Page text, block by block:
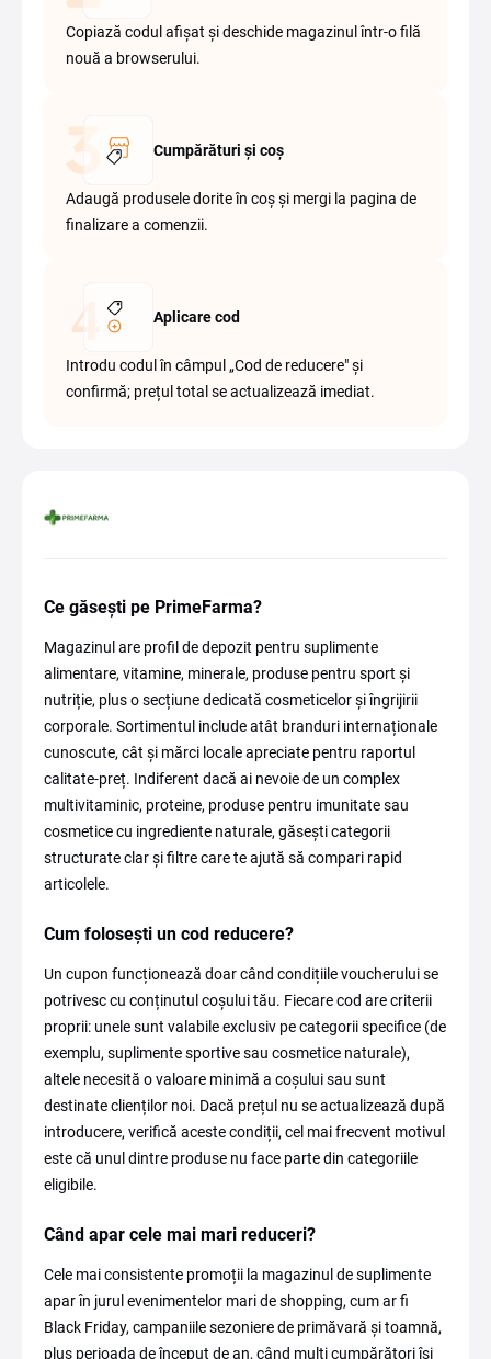
Copiază codul afișat și deschide magazinul într-o filă
nouă a browserului.
Cumpărături și coș
Adaugă produsele dorite în coș și mergi la pagina de
finalizare a comenzii.
Aplicare cod
Introdu codul în câmpul „Cod de reducere" și
confirmă; prețul total se actualizează imediat.
Ce găsești pe PrimeFarma?
Magazinul are profil de depozit pentru suplimente
alimentare, vitamine, minerale, produse pentru sport și
nutriție, plus o secțiune dedicată cosmeticelor și îngrijirii
corporale. Sortimentul include atât branduri internaționale
cunoscute, cât și mărci locale apreciate pentru raportul
calitate-preț. Indiferent dacă ai nevoie de un complex
multivitaminic, proteine, produse pentru imunitate sau
cosmetice cu ingrediente naturale, găsești categorii
structurate clar și filtre care te ajută să compari rapid
articolele.
Cum folosești un cod reducere?
Un cupon funcționează doar când condițiile voucherului se
potrivesc cu conținutul coșului tău. Fiecare cod are criterii
proprii: unele sunt valabile exclusiv pe categorii specifice (de
exemplu, suplimente sportive sau cosmetice naturale),
altele necesită o valoare minimă a coșului sau sunt
destinate clienților noi. Dacă prețul nu se actualizează după
introducere, verifică aceste condiții, cel mai frecvent motivul
este că unul dintre produse nu face parte din categoriile
eligibile.
Când apar cele mai mari reduceri?
Cele mai consistente promoții la magazinul de suplimente
apar în jurul evenimentelor mari de shopping, cum ar fi
Black Friday, campaniile sezoniere de primăvară și toamnă,
plus perioada de început de an, când mulți cumpărători își